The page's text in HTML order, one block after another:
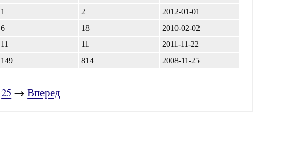
1 2
2012-01-01
6 18
2010-02-02
11 11
2011-11-22
149 814 2008-11-25
25 →Вперед